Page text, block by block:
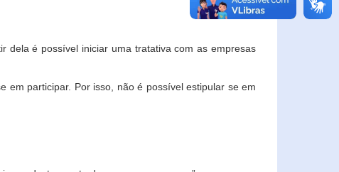
dela é possível iniciar uma tratativa com as empresas
em participar. Por isso, não é possível estipular se em